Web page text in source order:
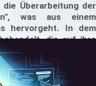
die Überarbeitung der
was aus einem
hervorgeht. In dem
die auf ihre
und ihre
modernisiert werden
gilt schon lange als